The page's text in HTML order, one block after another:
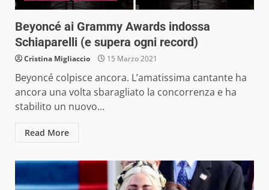
Beyoncé ai Grammy Awards indossa
Schiaparelli (e supera ogni record)
Cristina Migliaccio 15 Marzo 2021
Beyoncé colpisce ancora. L’amatissima cantante ha
ancora una volta sbaragliato la concorrenza e ha
stabilito un nuovo...
Read More